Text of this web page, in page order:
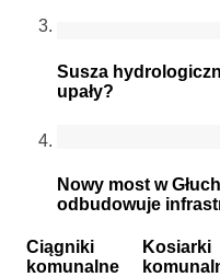
Susza
upały?
Nowy most w
odbudowuje
Ciągniki
komunalne
Kosiarki